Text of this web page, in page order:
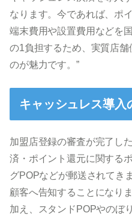
なります。今であれば、ポ
端末費用や設置費用などを
の1負担するため、実質店
のが魅力です。”
キャッシュレス導入
加盟店登録の審査が完了し
済・ポイント還元に関する
グPOPなどが郵送されてき
顧客へ告知することになり
加え、スタンドPOPやのぼ